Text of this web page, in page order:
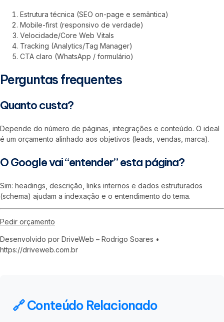
Estrutura técnica (SEO on-page e semântica)
Mobile-first (responsivo de verdade)
Velocidade/Core Web Vitals
Tracking (Analytics/Tag Manager)
CTA claro (WhatsApp / formulário)
Perguntas frequentes
Quanto custa?
Depende do número de páginas, integrações e conteúdo. O ideal
é um orçamento alinhado aos objetivos (leads, vendas, marca).
O Google vai “entender” esta página?
Sim: headings, descrição, links internos e dados estruturados
(schema) ajudam a indexação e o entendimento do tema.
Pedir orçamento
Desenvolvido por DriveWeb – Rodrigo Soares •
https://driveweb.com.br
🔗 Conteúdo Relacionado